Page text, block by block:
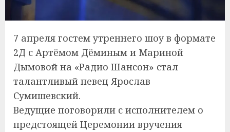
7 апреля гостем утреннего шоу в формате
2Д с Артёмом Дёминым и Мариной
Дымовой на «Радио Шансон» стал
талантливый певец Ярослав
Сумишевский.
Ведущие поговорили с исполнителем о
предстоящей Церемонии вручения